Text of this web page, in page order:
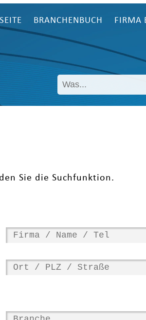
BRANCHENBUCH FIRMA
Sie die Suchfunktion.